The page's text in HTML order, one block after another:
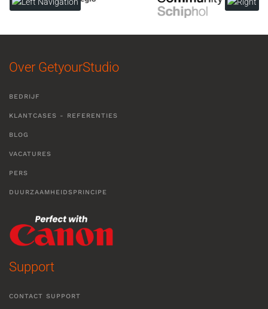
Over GetyourStudio
BEDRIJF
KLANTCASES - REFERENTIES
BLOG
VACATURES
PERS
DUURZAAMHEIDSPRINCIPE
Support
CONTACT SUPPORT